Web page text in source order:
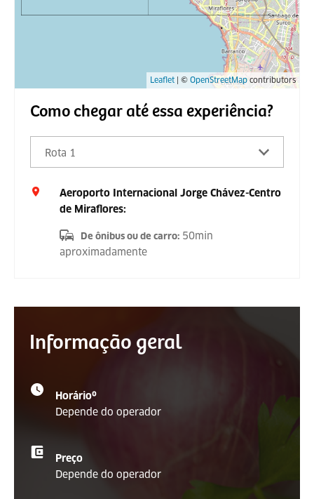
Leaflet | © OpenStreetMap contributors
Como chegar até essa experiência?
Rota 1
Aeroporto Internacional Jorge Chávez-Centro
de Miraflores:
De ônibus ou de carro: 50min
aproximadamente
Informação geral
Horárioº
Depende do operador
Preço
Depende do operador